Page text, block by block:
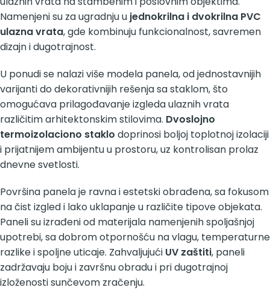
Namenjeni su za ugradnju u jednokrilna i dvokrilna PVC
ulazna vrata, gde kombinuju funkcionalnost, savremen
dizajn i dugotrajnost.
U ponudi se nalazi više modela panela, od jednostavnijih
varijanti do dekorativnijih rešenja sa staklom, što
omogućava prilagođavanje izgleda ulaznih vrata
različitim arhitektonskim stilovima. Dvoslojno
termoizolaciono staklo doprinosi boljoj toplotnoj izolaciji
i prijatnijem ambijentu u prostoru, uz kontrolisan prolaz
dnevne svetlosti.
Površina panela je ravna i estetski obrađena, sa fokusom
na čist izgled i lako uklapanje u različite tipove objekata.
Paneli su izrađeni od materijala namenjenih spoljašnjoj
upotrebi, sa dobrom otpornošću na vlagu, temperaturne
razlike i spoljne uticaje. Zahvaljujući UV zaštiti, paneli
zadržavaju boju i završnu obradu i pri dugotrajnoj
izloženosti sunčevom zračenju.